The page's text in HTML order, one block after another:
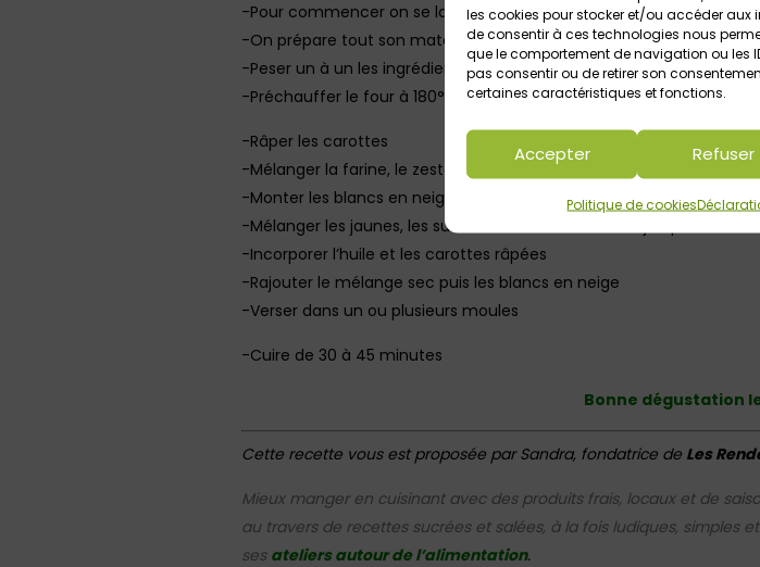
les cookies pour stocker et/ou accéder aux
de consentir à ces technologies nous
que le comportement de navigation ou les
pas consentir ou de retirer son
certaines caractéristiques et fonctions.
Accepter Refuser
Politique de cookies
-Pour commencer on se lave les mains et on met son tablier
-On prépare tout son matériel
-Peser un à un les ingrédients dans un ramequin
-Préchauffer le four à 180°
-Râper les carottes
-Mélanger la farine, le zeste d’orange, la levure, la poudre d’amande
-Monter les blancs en neige
-Mélanger les jaunes, les sucres et l’extrait de vanille jusqu’à
-Incorporer l’huile et les carottes râpées
-Rajouter le mélange sec puis les blancs en neige
-Verser dans un ou plusieurs moules
-Cuire de 30 à 45 minutes
Bonne dégustation
Cette recette vous est proposée par Sandra, fondatrice de Les
Mieux manger en cuisinant avec des produits frais, locaux et de
au travers de recettes sucrées et salées, à la fois ludiques, simples
ses ateliers autour de l’alimentation.